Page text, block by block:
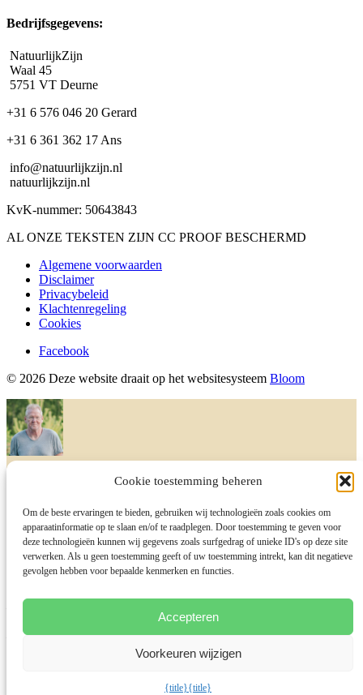
Cookie toestemming beheren
Om de beste ervaringen te bieden, gebruiken wij technologieën zoals cookies om
apparaatinformatie op te slaan en/of te raadplegen. Door toestemming te geven voor
deze technologieën kunnen wij gegevens zoals surfgedrag of unieke ID's op deze site
verwerken. Als u geen toestemming geeft of uw toestemming intrekt, kan dit negatieve
gevolgen hebben voor bepaalde kenmerken en functies.
Accepteren
Voorkeuren wijzigen
{title}{title}
Bedrijfsgegevens:
NatuurlijkZijn
Waal 45
5751 VT Deurne
+31 6 576 046 20 Gerard
+31 6 361 362 17 Ans
info@natuurlijkzijn.nl
natuurlijkzijn.nl
KvK-nummer: 50643843
AL ONZE TEKSTEN ZIJN CC PROOF BESCHERMD
Algemene voorwaarden
Disclaimer
Privacybeleid
Klachtenregeling
Cookies
Facebook
© 2026 Deze website draait op het websitesysteem Bloom
Gerard Portheine
Ik reageer zodra ik kan
I will be back soon
Hoi,
Heb je een vraag? Stel deze gerust.